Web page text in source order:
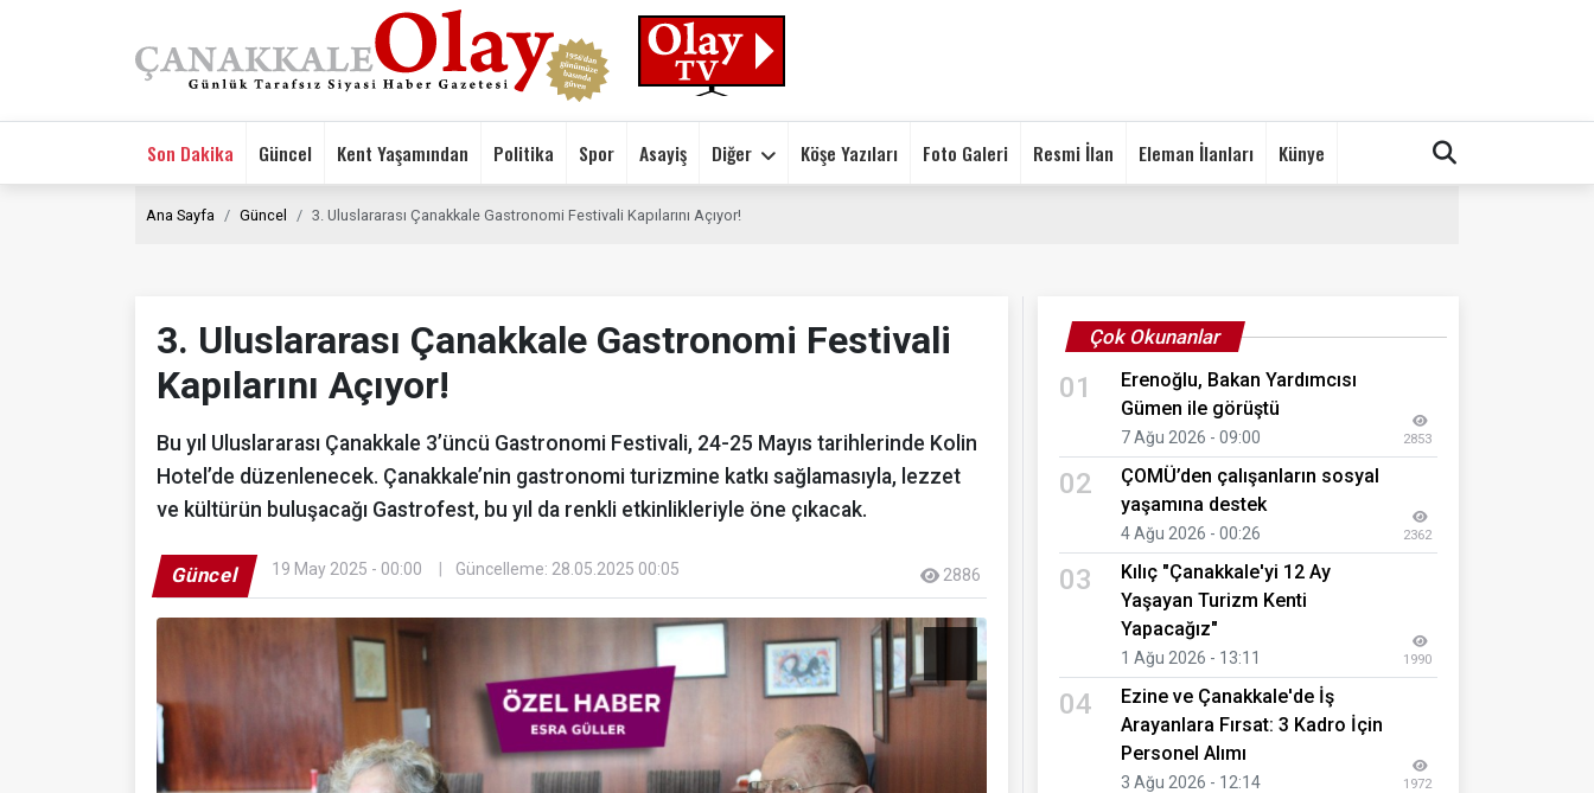
Son Dakika Güncel Kent Yaşamından Politika Spor Asayiş Diğer Köşe Yazıları Foto Galeri Resmi İlan Eleman İlanları Künye
Ana Sayfa Güncel 3. Uluslararası Çanakkale Gastronomi Festivali Kapılarını Açıyor!
3. Uluslararası Çanakkale Gastronomi Festivali
Kapılarını Açıyor!
Bu yıl Uluslararası Çanakkale 3’üncü Gastronomi Festivali, 24-25 Mayıs tarihlerinde Kolin
Hotel’de düzenlenecek. Çanakkale’nin gastronomi turizmine katkı sağlamasıyla, lezzet
ve kültürün buluşacağı Gastrofest, bu yıl da renkli etkinlikleriyle öne çıkacak.
Güncel 19 May 2025 - 00:00 Güncelleme: 28.05.2025 00:05 2886
Çok Okunanlar
01
Erenoğlu, Bakan Yardımcısı
Gümen ile görüştü
7 Ağu 2026 - 09:00 2853
02
ÇOMÜ’den çalışanların sosyal
yaşamına destek
4 Ağu 2026 - 00:26 2362
03
Kılıç "Çanakkale'yi 12 Ay
Yaşayan Turizm Kenti
Yapacağız"
1 Ağu 2026 - 13:11 1990
04
Ezine ve Çanakkale'de İş
Arayanlara Fırsat: 3 Kadro İçin
Personel Alımı
3 Ağu 2026 - 12:14 1972